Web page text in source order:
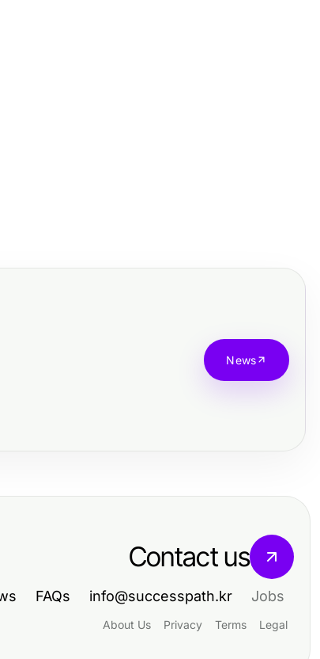
News
Contact us
FAQs info@successpath.kr Jobs
About Us Privacy Terms Legal